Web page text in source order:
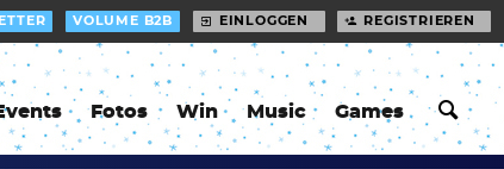
Fotos Win Music Games
VOLUME B2B EINLOGGEN REGISTRIEREN